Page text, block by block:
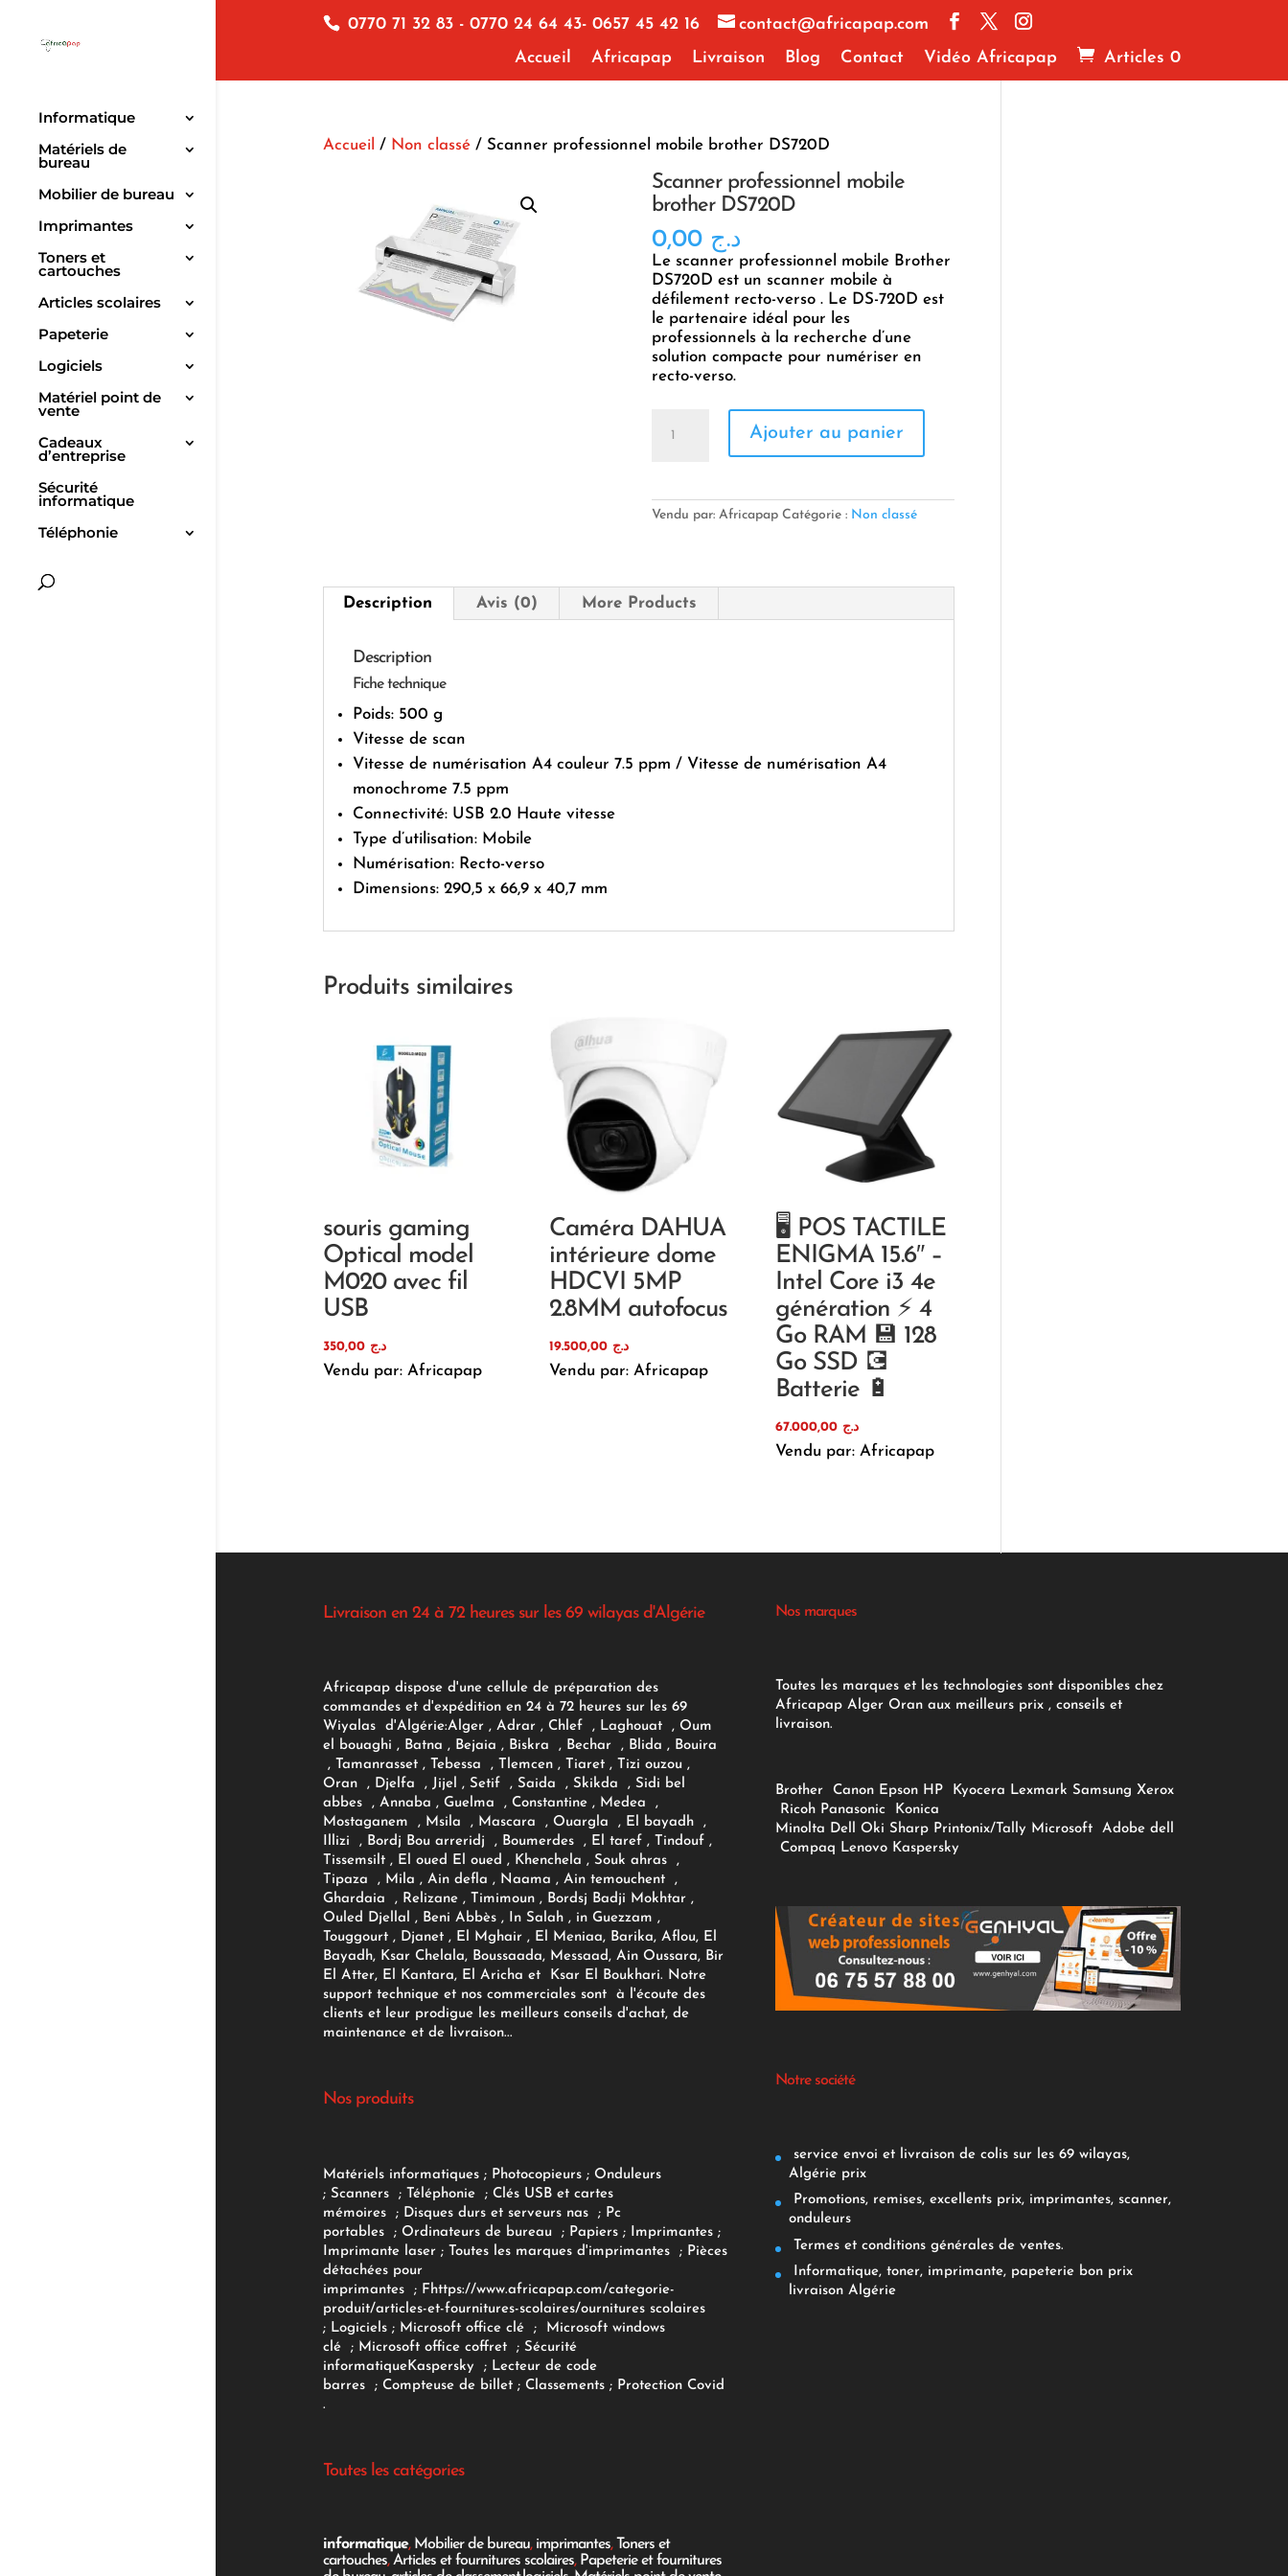
0770 71 32 83 - 0770 24 64 43- 0657 45 42 16
contact@africapap.com
Accueil
Africapap Livraison Blog Contact Vidéo Africapap Articles 0
Informatique
Matériels de
bureau
Mobilier de bureau
Imprimantes
Toners et
cartouches
Articles scolaires
Papeterie
Logiciels
Matériel point de
vente
Cadeaux
d’entreprise
Sécurité
informatique
Téléphonie
Accueil / Non classé/ Scanner professionnel mobile brother DS720D
Scanner professionnel mobile
brother DS720D
د.ج 0,00
Le scanner professionnel mobile Brother
DS720D est un scanner mobile à
défilement recto-verso . Le DS-720D est
le partenaire idéal pour les
professionnels à la recherche d’une
solution compacte pour numériser en
recto-verso.
brother
Ajouter au panier
Vendu par: Africapap Catégorie : Non classé
Description Avis (0) More Products
Description
Fiche technique
Poids: 500 g
Vitesse de scan
Vitesse de numérisation A4 couleur 7.5 ppm / Vitesse de numérisation A4
monochrome 7.5 ppm
Connectivité: USB 2.0 Haute vitesse
Type d’utilisation: Mobile
Numérisation: Recto-verso
Dimensions: 290,5 x 66,9 x 40,7 mm
Produits similaires
souris gaming
Optical model
M020 avec fil
USB
د.ج 350,00
Vendu par: Africapap
Caméra DAHUA
intérieure dome
HDCVI 5MP
2.8MM autofocus
د.ج 19.500,00
Vendu par: Africapap
🖥 POS TACTILE
ENIGMA 15.6″ –
Intel Core i3 4e
génération ⚡ 4
Go RAM 💾 128
Go SSD 💽
Batterie 🔋
د.ج
Vendu par: Africapap
Livraison en 24 à 72 heures sur les 69 wilayas d'Algérie
Africapap dispose d'une cellule de préparation des
commandes et d'expédition en 24 à 72 heures sur les 69
Wiyalas d'Algérie:Alger , Adrar, Chlef , Laghouat , Oum
el bouaghi , Batna , Bejaia , Biskra , Bechar , Blida , Bouira
, Tamanrasset , Tebessa , Tlemcen , Tiaret , Tizi ouzou ,
Oran , Djelfa , Jijel , Setif , Saida , Skikda , Sidi bel
abbes , Annaba , Guelma , Constantine , Medea ,
Mostaganem , Msila , Mascara , Ouargla , El bayadh ,
Illizi , Bordj Bou arreridj , Boumerdes , El taref , Tindouf ,
Tissemsilt , El oued El oued , Khenchela , Souk ahras ,
Tipaza , Mila , Ain defla , Naama , Ain temouchent ,
Ghardaia , Relizane , Timimoun , Bordsj Badji Mokhtar ,
Ouled Djellal , Beni Abbès , In Salah , in Guezzam ,
Touggourt , Djanet , El Mghair , El Meniaa, Barika, Aflou, El
Bayadh, Ksar Chelala, Boussaada, Messaad, Ain Oussara, Bir
El Atter, El Kantara, El Aricha et Ksar El Boukhari. Notre
support technique et nos commerciales sont à l'écoute des
clients et leur prodigue les meilleurs conseils d'achat, de
maintenance et de livraison...
Nos produits
Matériels informatiques; Photocopieurs; Onduleurs
; Scanners ; Téléphonie ; Clés USB et cartes
mémoires
; Disques durs et serveurs nas ; Pc
portables
; Ordinateurs de bureau ; Papiers; Imprimantes;
Imprimante laser; Toutes les marques d'imprimantes ; Pièces
détachées pour
imprimantes
; F https://www.africapap.com/categorie-
produit/articles-et-fournitures-scolaires/ournitures scolaires
; Logiciels ; Microsoft office clé ;
Microsoft windows
clé; Microsoft office coffret ; Sécurité
informatiqueKaspersky ; Lecteur de code
barres
; Compteuse de billet; Classements ; Protection Covid
.
Toutes les catégories
informatique, Mobilier de bureau, imprimantes, Toners et
cartouches,Articles et fournitures scolaires, Papeterie et fournitures
Nos marques
Toutes les marques et les technologies sont disponibles chez
Africapap Alger Oran aux meilleurs prix , conseils et
livraison.
Brother Canon Epson HP Kyocera Lexmark Samsung Xerox
Ricoh Panasonic
Konica
Minolta Dell Oki Sharp Printonix/Tally Microsoft Adobe dell
Compaq Lenovo Kaspersky
Notre société
service envoi et livraison de colis sur les 69 wilayas,
Algérie prix
Promotions, remises, excellents prix, imprimantes, scanner,
onduleurs
Termes et conditions générales de ventes.
Informatique, toner, imprimante, papeterie bon prix
livraison Algérie